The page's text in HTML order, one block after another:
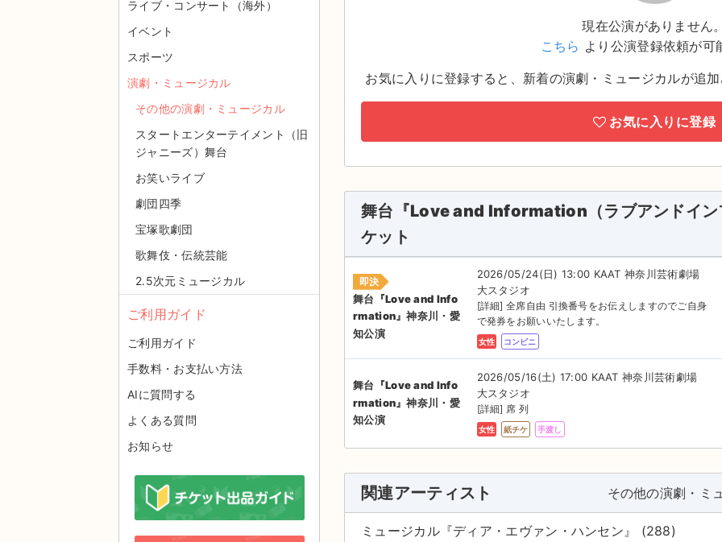
現在公演がありません。
こちら より公演登録依頼が可
お気に入りに登録すると、新着の演劇・ミュージカルが追
お気に入りに登録
舞台『Love and Information（ラブアンドイン
ケット
即決
舞台『Love and Info
rmation』神奈川・愛
知公演
2026/05/24(日) 13:00 KAAT 神奈川芸術劇場
大スタジオ
[詳細] 全席自由 引換番号をお伝えしますのでご自身
で発券をお願いいたします。
女性 コンビニ
舞台『Love and Info
rmation』神奈川・愛
知公演
2026/05/16(土) 17:00 KAAT 神奈川芸術劇場
大スタジオ
[詳細] 席 列
女性 紙チケ 手渡し
関連アーティスト その他の演劇・ミ
ミュージカル『ディア・エヴァン・ハンセン』 (288)
ライブ・コンサート（海外）
イベント
スポーツ
演劇・ミュージカル
その他の演劇・ミュージカル
スタートエンターテイメント（旧
ジャニーズ）舞台
お笑いライブ
劇団四季
宝塚歌劇団
歌舞伎・伝統芸能
2.5次元ミュージカル
ご利用ガイド
ご利用ガイド
手数料・お支払い方法
AIに質問する
よくある質問
お知らせ